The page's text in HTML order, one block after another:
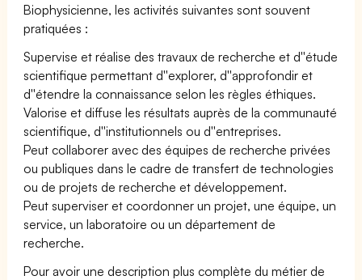
Biophysicienne, les activités suivantes sont souvent
pratiquées :
Supervise et réalise des travaux de recherche et d''étude
scientifique permettant d''explorer, d''approfondir et
d''étendre la connaissance selon les règles éthiques.
Valorise et diffuse les résultats auprès de la communauté
scientifique, d''institutionnels ou d''entreprises.
Peut collaborer avec des équipes de recherche privées
ou publiques dans le cadre de transfert de technologies
ou de projets de recherche et développement.
Peut superviser et coordonner un projet, une équipe, un
service, un laboratoire ou un département de
recherche.
Pour avoir une description plus complète du métier de